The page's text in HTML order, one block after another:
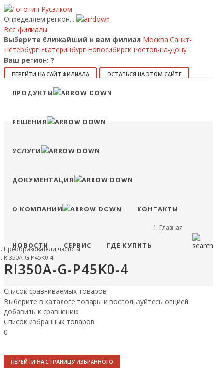
Определяем регион...
Все филиалы
Выберите ближайший к вам филиал Москва Санкт-
Петербург Екатеринбург Новосибирск Ростов-на-Дону
Ваш регион: ?
ПЕРЕЙТИ НА САЙТ ФИЛИАЛА ОСТАТЬСЯ НА ЭТОМ САЙТЕ
Позвонить
Сравнение
ПРОДУКТЫ
РЕШЕНИЯ
УСЛУГИ
ДОКУМЕНТАЦИЯ
О КОМПАНИИ КОНТАКТЫ
НОВОСТИ СЕРВИС ГДЕ КУПИТЬ
Главная
Преобразователи частоты
RI350A-G-P45K0-4
RI350A-G-P45K0-4
Список сравниваемых товаров
Выберите в каталоге товары и воспользуйтесь опцией
добавить к сравнению
Список избранных товаров
0
ПЕРЕЙТИ НА СТРАНИЦУ ИЗБРАННОГО